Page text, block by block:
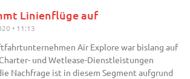
Linienflüge auf
11:13
Air Explore war bislang auf
und Wetlease-Dienstleistungen
Nachfrage ist in diesem Segment aufgrund